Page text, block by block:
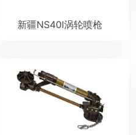
新疆NS40l涡轮喷枪